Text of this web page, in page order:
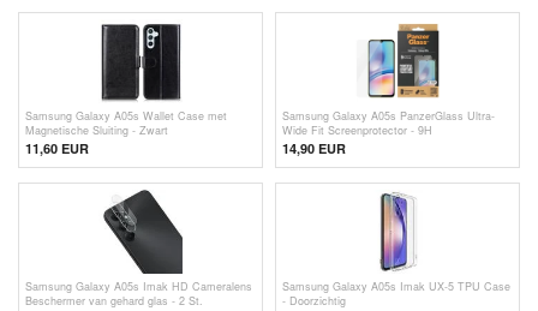
Samsung Galaxy A05s Wallet Case met
Magnetische Sluiting - Zwart
11,60 EUR
Samsung Galaxy A05s PanzerGlass Ultra-
Wide Fit Screenprotector - 9H
14,90 EUR
Samsung Galaxy A05s Imak HD Cameralens
Beschermer van gehard glas - 2 St.
Samsung Galaxy A05s Imak UX-5 TPU Case
- Doorzichtig